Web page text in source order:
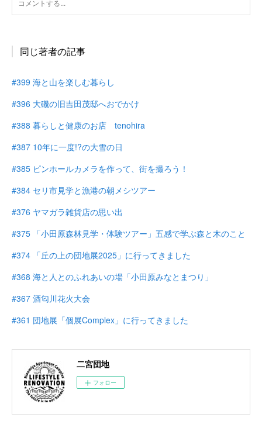
同じ著者の記事
#399 海と山を楽しむ暮らし
#396 大磯の旧吉田茂邸へおでかけ
#388 暮らしと健康のお店 tenohira
#387 10年に一度!?の大雪の日
#385 ピンホールカメラを作って、街を撮ろう！
#384 セリ市見学と漁港の朝メシツアー
#376 ヤマガラ雑貨店の思い出
#375 「小田原森林見学・体験ツアー」五感で学ぶ森と木のこと
#374 「丘の上の団地展2025」に行ってきました
#368 海と人とのふれあいの場「小田原みなとまつり」
#367 酒匂川花火大会
#361 団地展「個展Complex」に行ってきました
二宮団地
フォロー